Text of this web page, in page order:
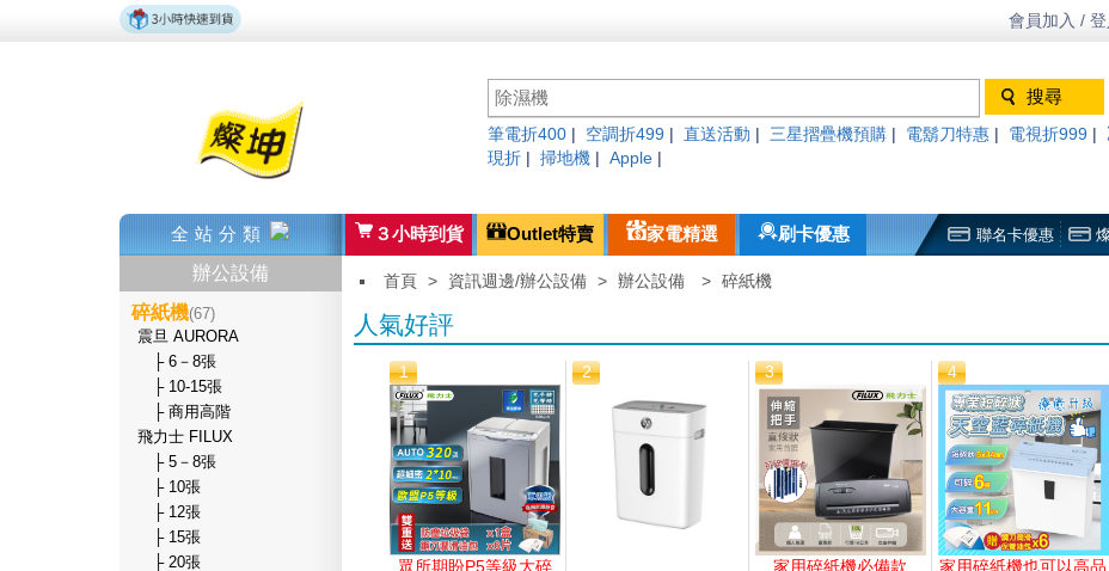
會員加入 / 登
筆電折400 空調折499 直送活動 三星摺疊機預購 電鬍刀特惠 電視折999
現折
掃地機 Apple
全站分類 ３小時到貨 Outlet特賣 家電精選 刷卡優惠 聯名卡優惠
辦公設備
碎紙機(67)
震旦 AURORA
├ 6－8張
├ 10-15張
├ 商用高階
飛力士 FILUX
├ 5－8張
├ 10張
├ 12張
├ 15張
├ 20張
首頁 > 資訊週邊/辦公設備 > 辦公設備 > 碎紙機
人氣好評
1
眾所期盼P5等級大碎
2 3
家用碎紙機必備款
4
家用碎紙機也可以高品